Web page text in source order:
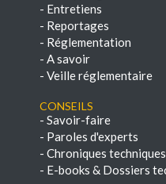
- Entretiens
- Reportages
- Réglementation
- A savoir
- Veille réglementaire
Conseils
- Savoir-faire
- Paroles d'experts
- Chroniques techniques
- E-books & Dossiers